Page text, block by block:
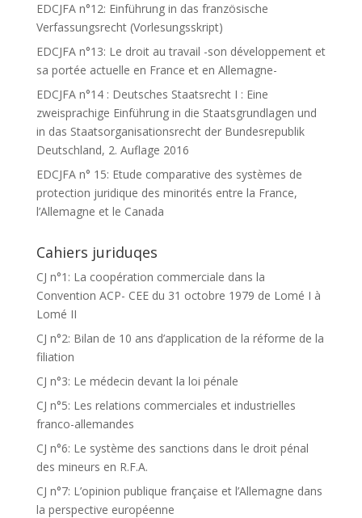
EDCJFA n°12: Einführung in das französische
Verfassungsrecht (Vorlesungsskript)
EDCJFA n°13: Le droit au travail -son développement et
sa portée actuelle en France et en Allemagne-
EDCJFA n°14 : Deutsches Staatsrecht I : Eine
zweisprachige Einführung in die Staatsgrundlagen und
in das Staatsorganisationsrecht der Bundesrepublik
Deutschland, 2. Auflage 2016
EDCJFA n° 15: Etude comparative des systèmes de
protection juridique des minorités entre la France,
l’Allemagne et le Canada
Cahiers juriduqes
CJ n°1: La coopération commerciale dans la
Convention ACP- CEE du 31 octobre 1979 de Lomé I à
Lomé II
CJ n°2: Bilan de 10 ans d’application de la réforme de la
filiation
CJ n°3: Le médecin devant la loi pénale
CJ n°5: Les relations commerciales et industrielles
franco-allemandes
CJ n°6: Le système des sanctions dans le droit pénal
des mineurs en R.F.A.
CJ n°7: L’opinion publique française et l’Allemagne dans
la perspective européenne